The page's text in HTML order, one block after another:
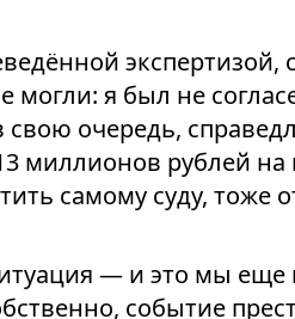
экспертизой,
могли: я был не
свою очередь,
миллионов рублей на
самому суду, тоже
— и это мы еще
событие